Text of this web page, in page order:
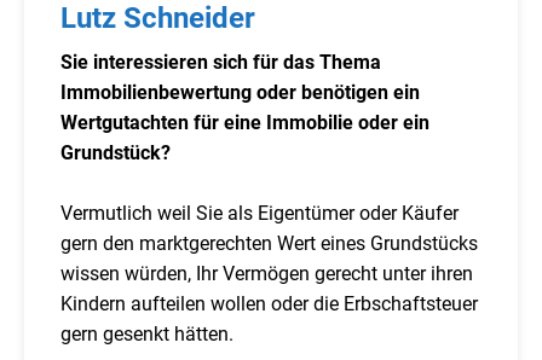
Lutz Schneider
Sie interessieren sich für das Thema
Immobilienbewertung oder benötigen ein
Wertgutachten für eine Immobilie oder ein
Grundstück?
Vermutlich weil Sie als Eigentümer oder Käufer
gern den marktgerechten Wert eines Grundstücks
wissen würden, Ihr Vermögen gerecht unter ihren
Kindern aufteilen wollen oder die Erbschaftsteuer
gern gesenkt hätten.